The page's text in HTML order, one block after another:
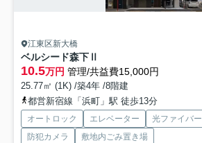
江東区新大橋
ベルシード森下Ⅱ
10.5万円 管理/共益費15,000円
25.77㎡ (1K) /築4年 /8階建
都営新宿線「浜町」駅 徒歩13分
オートロック エレベーター 光ファイバー
防犯カメラ
敷地内ごみ置き場